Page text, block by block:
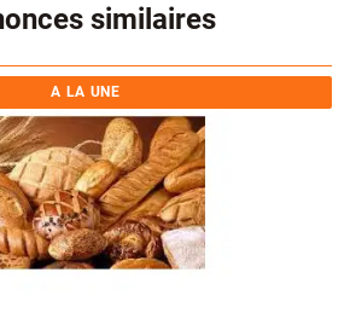
similaires
A LA UNE